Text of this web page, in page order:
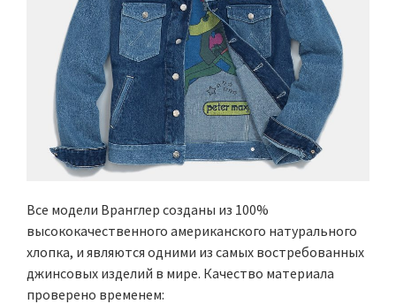
Все модели Вранглер созданы из 100%
высококачественного американского натурального
хлопка, и являются одними из самых востребованных
джинсовых изделий в мире. Качество материала
проверено временем: